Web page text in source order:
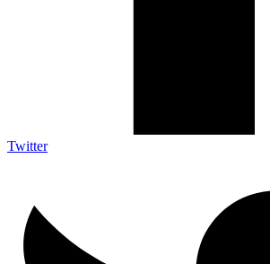
Twitter